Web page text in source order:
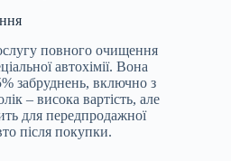
повного очищення
автохімії. Вона
забруднень, включно з
– висока вартість, але
для передпродажної
після покупки.